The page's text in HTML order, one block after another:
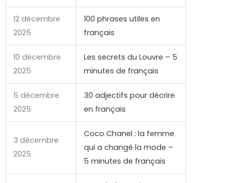
12 décembre
2025
100 phrases utiles en
français
10 décembre
2025
Les secrets du Louvre – 5
minutes de français
5 décembre
2025
30 adjectifs pour décrire
en français
3 décembre
2025
Coco Chanel : la femme
qui a changé la mode –
5 minutes de français